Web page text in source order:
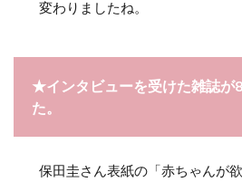
変わりましたね。
★インタビューを受けた雑誌が
た。
保田圭さん表紙の「赤ちゃんが欲